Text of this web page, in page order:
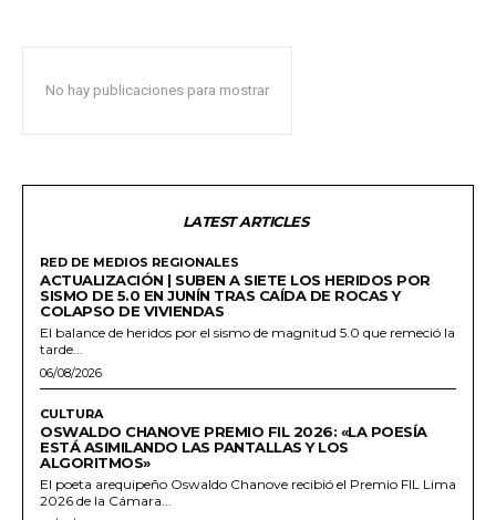
No hay publicaciones para mostrar
LATEST ARTICLES
RED DE MEDIOS REGIONALES
ACTUALIZACIÓN | SUBEN A SIETE LOS HERIDOS POR
SISMO DE 5.0 EN JUNÍN TRAS CAÍDA DE ROCAS Y
COLAPSO DE VIVIENDAS
El balance de heridos por el sismo de magnitud 5.0 que remeció la
tarde...
06/08/2026
CULTURA
OSWALDO CHANOVE PREMIO FIL 2026: «LA POESÍA
ESTÁ ASIMILANDO LAS PANTALLAS Y LOS
ALGORITMOS»
El poeta arequipeño Oswaldo Chanove recibió el Premio FIL Lima
2026 de la Cámara...